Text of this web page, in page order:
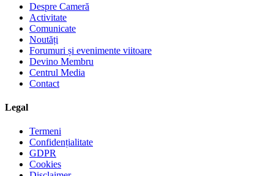
Despre Cameră
Activitate
Comunicate
Noutăți
Forumuri și evenimente viitoare
Devino Membru
Centrul Media
Contact
Legal
Termeni
Confidențialitate
GDPR
Cookies